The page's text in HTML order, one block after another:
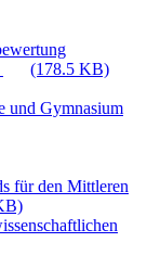
(178.5 KB)
und Gymnasium
für den Mittleren